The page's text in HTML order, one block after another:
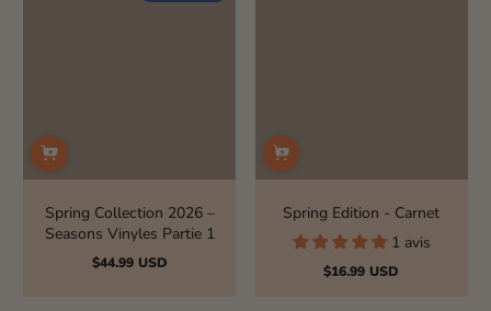
Spring Collection 2026 –
Seasons Vinyles Partie 1
Prix
$44.99 USD
Spring Edition - Carnet
1 avis
Prix
$16.99 USD